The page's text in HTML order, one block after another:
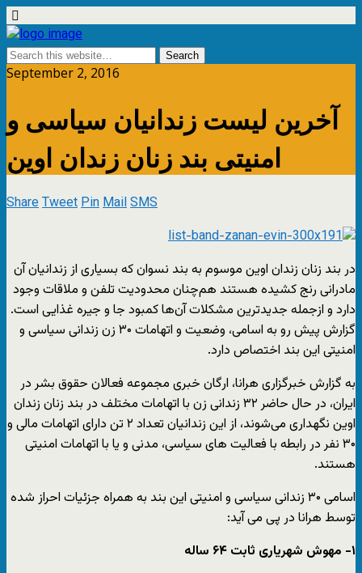
September 2, 2016
آخرین لیست زندانیان سیاسی و
امنیتی بند زنان زندان اوین
ShareTweetPinMailSMS
در بند زنان زندان اوین موسوم به بند نسوان که بسیاری از زندانیان آن
مادرانی رنج کشیده هستند هم‌چنان محدودیت تلفن و ملاقات وجود
دارد و ازجمله جدیدترین مشکلات آن‌ها کمبود جا و جیره غذایی است.
گزارش پیش رو به اسامی، وضعیت و اتهامات ۳۰ زن زندانی سیاسی و
امنیتی این بند اختصاص دارد.
به گزارش خبرگزاری هرانا، ارگان خبری مجموعه فعالان حقوق بشر در
ایران، در حال حاضر ۳۲ زندانی زن با اتهامات مختلف در بند زنان زندان
اوین نگهداری می‌شوند، از این زندانیان تعداد ۲ تن دارای اتهامات مالی و
۳۰ نفر در رابطه با فعالیت های سیاسی، مدنی و یا با اتهامات امنیتی
هستند.
اسامی ۳۰ زندانی سیاسی و امنیتی این بند به همراه جزئیات احراز شده
توسط هرانا در پی می آید:
۱- مهوش شهریاری ثابت ۶۴ ساله